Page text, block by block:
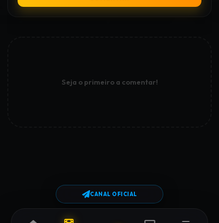
Seja o primeiro a comentar!
CANAL OFICIAL